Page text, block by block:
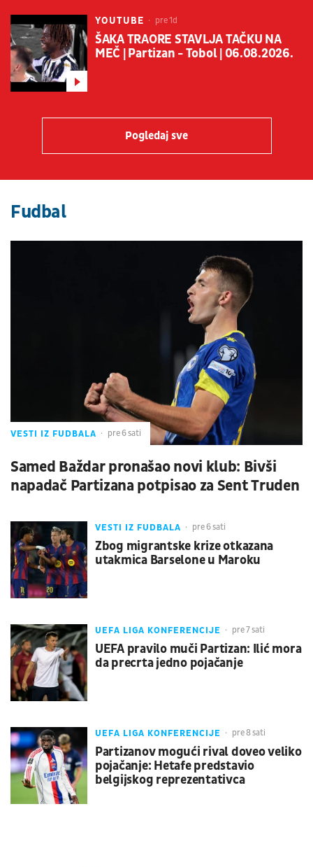
YOUTUBE pre 1d
ŠAKA TRAORE STAVLJA TAČKU NA
MEČ | Partizan - Tobol | 06.08.2026.
Pogledaj sve
Fudbal
VESTI IZ FUDBALA pre 6 sati
Samed Baždar pronašao novi klub: Bivši
napadač Partizana potpisao za Sent Truden
VESTI IZ FUDBALA pre 6 sati
Zbog migrantske krize otkazana
utakmica Barselone u Maroku
UEFA LIGA KONFERENCIJE pre 7 sati
UEFA pravilo muči Partizan: Ilić mora
da precrta jedno pojačanje
UEFA LIGA KONFERENCIJE pre 8 sati
Partizanov mogući rival doveo veliko
pojačanje: Hetafe predstavio
belgijskog reprezentativca